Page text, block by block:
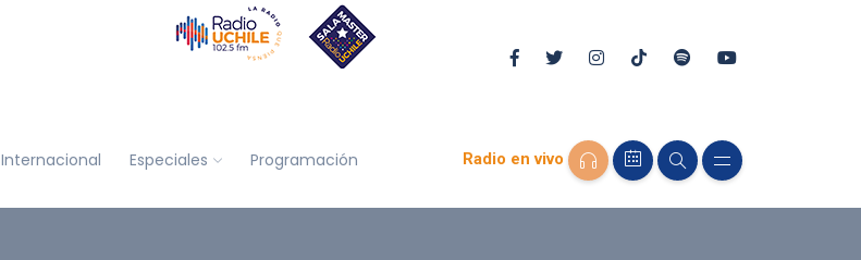
Internacional Especiales Programación Radio en vivo